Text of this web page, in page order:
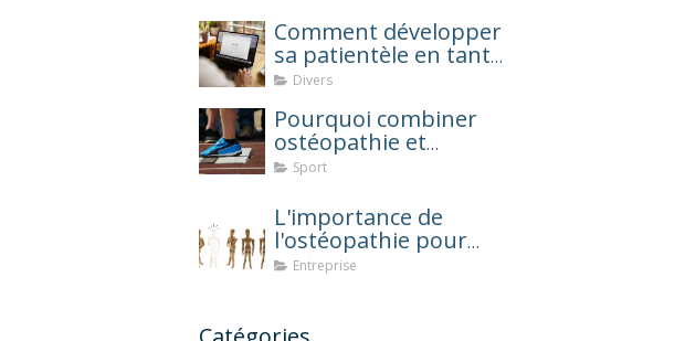
Comment développer
sa patientèle en tant
qu'ostéopathe ?
Divers
Pourquoi combiner
ostéopathie et
coaching sportif
Sport
L'importance de
l'ostéopathie pour
réduire l'absentéisme
Entreprise